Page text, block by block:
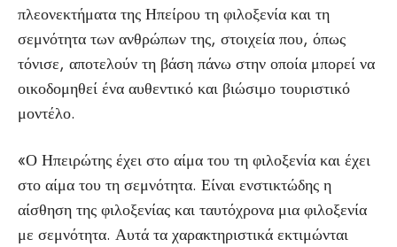
πλεονεκτήματα της Ηπείρου τη φιλοξενία και τη
σεμνότητα των ανθρώπων της, στοιχεία που, όπως
τόνισε, αποτελούν τη βάση πάνω στην οποία μπορεί να
οικοδομηθεί ένα αυθεντικό και βιώσιμο τουριστικό
μοντέλο.
«Ο Ηπειρώτης έχει στο αίμα του τη φιλοξενία και έχει
στο αίμα του τη σεμνότητα. Είναι ενστικτώδης η
αίσθηση της φιλοξενίας και ταυτόχρονα μια φιλοξενία
με σεμνότητα. Αυτά τα χαρακτηριστικά εκτιμώνται